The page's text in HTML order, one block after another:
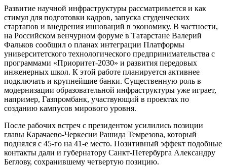
Развитие научной инфраструктуры рассматривается и как
стимул для подготовки кадров, запуска студенческих
стартапов и внедрения инноваций в экономику. В частности,
на Российском венчурном форуме в Татарстане Валерий
Фальков сообщил о планах интеграции Платформы
университетского технологического предпринимательства с
программами «Приоритет-2030» и развития передовых
инженерных школ. К этой работе планируется активнее
подключать и крупнейшие банки. Существенную роль в
модернизации образовательной инфраструктуры уже играет,
например, Газпромбанк, участвующий в проектах по
созданию кампусов мирового уровня.
После рабочих встреч с президентом усилились позиции
главы Карачаево-Черкесии Рашида Темрезова, который
поднялся с 45-го на 41-е место. Позитивный эффект подобные
контакты дали и губернатору Санкт-Петербурга Александру
Беглову, сохранившему четвертую позицию.